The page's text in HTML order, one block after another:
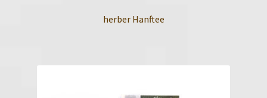
herber Hanftee